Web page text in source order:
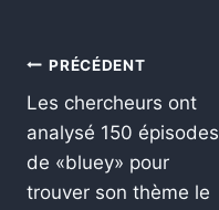
PRÉCÉDENT
Les chercheurs ont
analysé 150 épisodes
de «bluey» pour
trouver son thème le